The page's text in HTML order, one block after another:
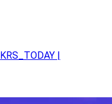
KRS_TODAY |